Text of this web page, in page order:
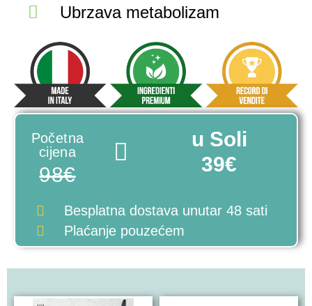
Ubrzava metabolizam
Početna
cijena
98€
u Soli
39€
Besplatna dostava unutar 48 sati
Plaćanje pouzećem